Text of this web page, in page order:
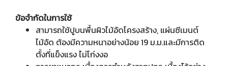
ข้อจำกัดในการใช้
สามารถใช้ปูบนพื้นผิวไม้อัดโครงสร้าง, แผ่นซีเมนต์
ไม้อัด ต้องมีความหนาอย่างน้อย 19 ม.ม.และมีการติด
ตั้งที่แข็งแรง ไม่โก่งงอ